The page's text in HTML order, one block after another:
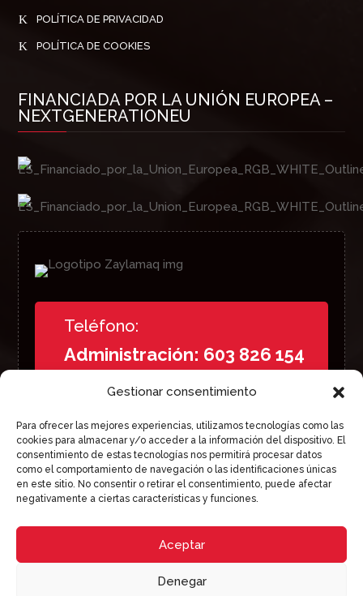
Gestionar consentimiento
Para ofrecer las mejores experiencias, utilizamos tecnologías como las
cookies para almacenar y/o acceder a la información del dispositivo. El
consentimiento de estas tecnologías nos permitirá procesar datos
como el comportamiento de navegación o las identificaciones únicas
en este sitio. No consentir o retirar el consentimiento, puede afectar
negativamente a ciertas características y funciones.
Aceptar
Denegar
K POLÍTICA DE PRIVACIDAD
K POLÍTICA DE COOKIES
FINANCIADA POR LA UNIÓN EUROPEA –
NEXTGENERATIONEU
Teléfono:
Administración: 603 826 154
SÍGUENOS EN REDES